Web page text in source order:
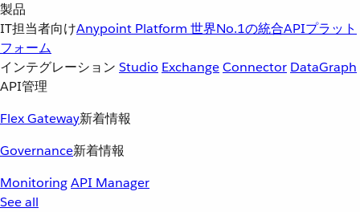
製品
IT担当者向けAnypoint Platform 世界No.1の統合APIプラット
フォーム
インテグレーション Studio ExchangeConnector DataGraph
API管理
Flex Gateway新着情報
Governance新着情報
MonitoringAPI Manager
See all